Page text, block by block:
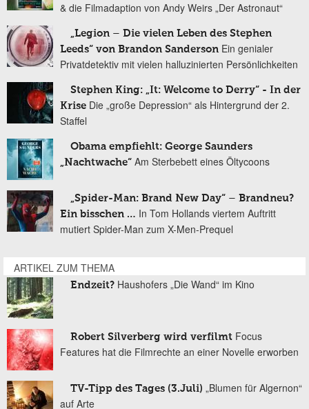
& die Filmadaption von Andy Weirs „Der Astronaut“
„Legion – Die vielen Leben des Stephen
Leeds“ von Brandon Sanderson Ein genialer
Privatdetektiv mit vielen halluzinierten Persönlichkeiten
Stephen King: „It: Welcome to Derry“ - In der
Krise Die „große Depression“ als Hintergrund der 2.
Staffel
Obama empfiehlt: George Saunders
„Nachtwache“ Am Sterbebett eines Öltycoons
„Spider-Man: Brand New Day“ – Brandneu?
Ein bisschen … In Tom Hollands viertem Auftritt
mutiert Spider-Man zum X-Men-Prequel
ARTIKEL ZUM THEMA
Endzeit? Haushofers „Die Wand“ im Kino
Robert Silverberg wird verfilmt Focus
Features hat die Filmrechte an einer Novelle erworben
TV-Tipp des Tages (3.Juli) „Blumen für Algernon“
auf Arte